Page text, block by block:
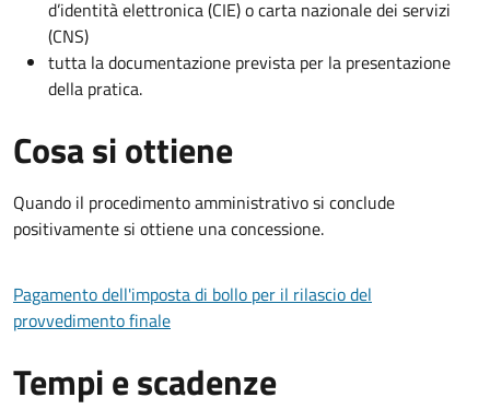
d’identità elettronica (CIE) o carta nazionale dei servizi
(CNS)
tutta la documentazione prevista per la presentazione
della pratica.
Cosa si ottiene
Quando il procedimento amministrativo si conclude
positivamente si ottiene una concessione.
Pagamento dell'imposta di bollo per il rilascio del
provvedimento finale
Tempi e scadenze